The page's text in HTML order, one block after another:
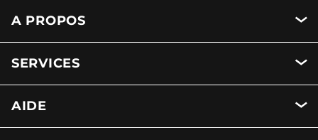
A PROPOS
SERVICES
AIDE